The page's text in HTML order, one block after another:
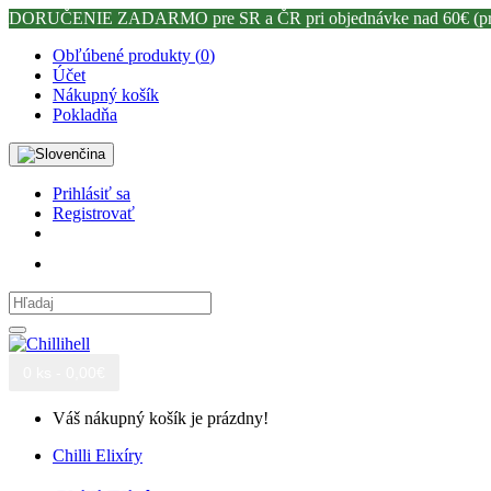
DORUČENIE ZADARMO pre SR a ČR pri objednávke nad 60€
Obľúbené produkty (0)
Účet
Nákupný košík
Pokladňa
Prihlásiť sa
Registrovať
Váš nákupný košík je prázdny!
Chilli Elixíry